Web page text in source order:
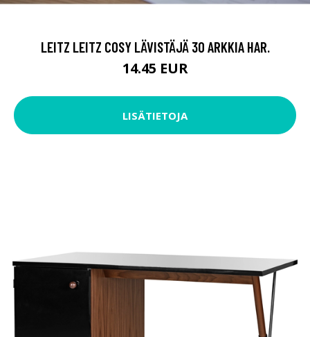
LEITZ LEITZ COSY LÄVISTÄJÄ 30 ARKKIA HAR.
14.45 EUR
LISÄTIETOJA